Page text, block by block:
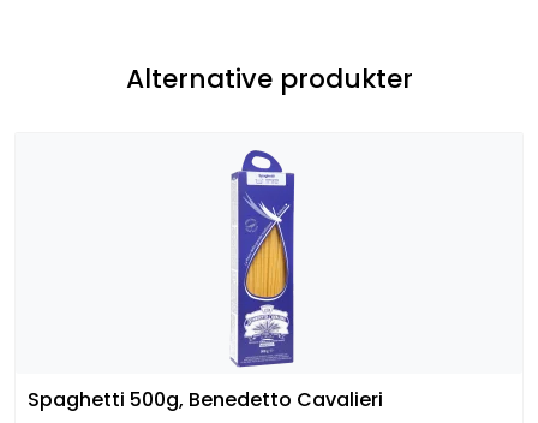
Alternative produkter
Spaghetti 500g, Benedetto Cavalieri